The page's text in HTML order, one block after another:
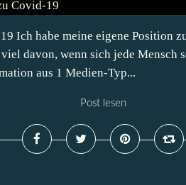
Ich habe meine eigene Position
davon, wenn sich jede Mensch
aus 1 Medien-Typ...
Post lesen